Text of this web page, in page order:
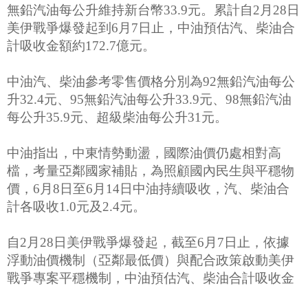
無鉛汽油每公升維持新台幣33.9元。累計自2月28日
美伊戰爭爆發起到6月7日止，中油預估汽、柴油合
計吸收金額約172.7億元。
中油汽、柴油參考零售價格分別為92無鉛汽油每公
升32.4元、95無鉛汽油每公升33.9元、98無鉛汽油
每公升35.9元、超級柴油每公升31元。
中油指出，中東情勢動盪，國際油價仍處相對高
檔，考量亞鄰國家補貼，為照顧國內民生與平穩物
價，6月8日至6月14日中油持續吸收，汽、柴油合
計各吸收1.0元及2.4元。
自2月28日美伊戰爭爆發起，截至6月7日止，依據
浮動油價機制（亞鄰最低價）與配合政策啟動美伊
戰爭專案平穩機制，中油預估汽、柴油合計吸收金